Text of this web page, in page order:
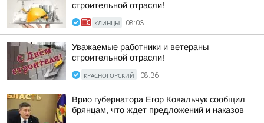
строительной отрасли!
КЛИНЦЫ 08:03
Уважаемые работники и ветераны
строительной отрасли!
КРАСНОГОРСКИЙ 08:36
Врио губернатора Егор Ковальчук сообщил
брянцам, что ждет предложений и наказов